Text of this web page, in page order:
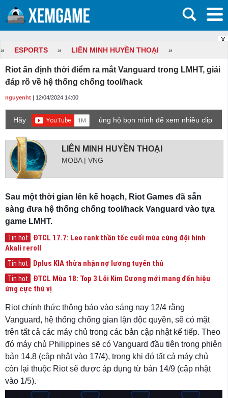
X
» ESPORTS » LIÊN MINH HUYỀN THOẠI »
Riot ấn định thời điểm ra mắt Vanguard trong LMHT, giải
đáp rõ về hệ thống chống tool/hack
nguyenht | 12/04/2024 14:00
Hãy
ủng hộ bọn mình để xem nhiều clip
LIÊN MINH HUYỀN THOẠI
MOBA | VNG
Sau một thời gian lên kế hoạch, Riot Games đã sẵn
sàng đưa hệ thống chống tool/hack Vanguard vào tựa
game LMHT.
Tin hot
ĐTCL 17.7: Leo rank thần tốc cuối mùa cùng đội hình
Akali reroll
Tin hot Dplus KIA thừa nhận nợ lương tuyển thủ
Tin hot
ĐTCL Mùa 18: Top 3 Lõi Kim Cương mới mang đến hiệu
ứng cực thú vị
Riot chính thức thông báo vào sáng nay 12/4 rằng
Vanguard, hệ thống chống gian lận độc quyền, sẽ có mặt
trên tất cả các máy chủ trong các bản cập nhật kế tiếp. Theo
đó máy chủ Philippines sẽ có Vanguard đầu tiên trong phiên
bản 14.8 (cập nhật vào 17/4), trong khi đó tất cả máy chủ
còn lại thuộc Riot sẽ được áp dụng từ bản 14/9 (cập nhật
vào 1/5).